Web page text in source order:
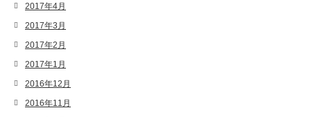
2017年4月
2017年3月
2017年2月
2017年1月
2016年12月
2016年11月